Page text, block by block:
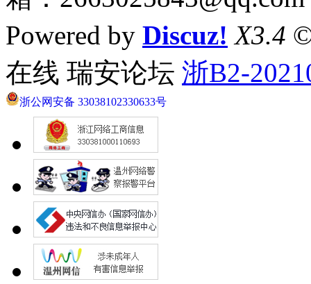
Powered by Discuz! X3.4
在线 瑞安论坛 浙B2-
浙公网安备 33038102330633号